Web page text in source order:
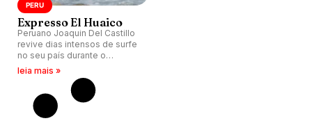
PERU
Expresso El Huaico
Peruano Joaquin Del Castillo
revive dias intensos de surfe
no seu país durante o
fenômeno “El Niño costero”.
leia mais »